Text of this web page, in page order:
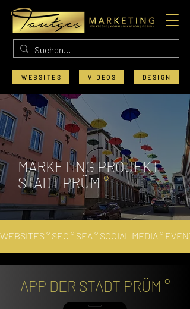
WEBSITES VIDEOS DESIGN
MARKETING PROJEKT
STADT PRÜM °
​WEBSITES ° SEO ° SEA ° SOCIAL MEDIA °
APP DER STADT PRÜM °